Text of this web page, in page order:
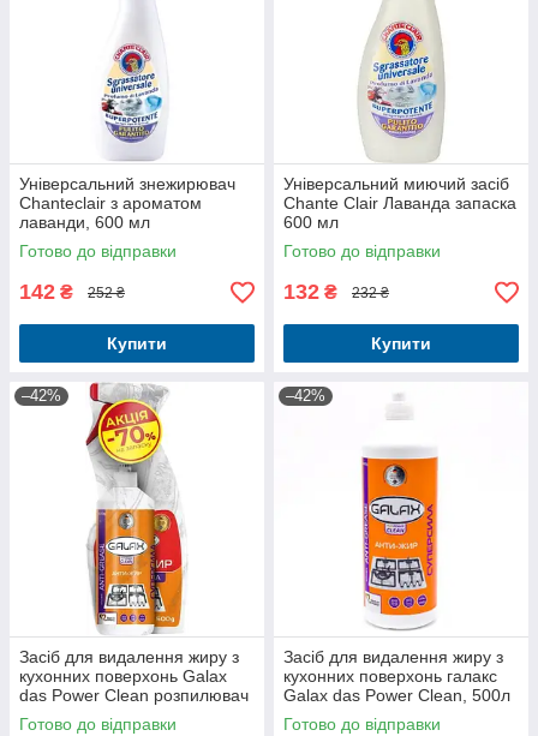
Універсальний знежирювач
Chanteclair з ароматом
лаванди, 600 мл
Готово до відправки
142 ₴ 252 ₴
Купити
Універсальний миючий засіб
Chante Clair Лаванда запаска
600 мл
Готово до відправки
132 ₴ 232 ₴
Купити
–42%
Засіб для видалення жиру з
кухонних поверхонь Galax
das Power Clean розпилювач
500 г + запаска, 500 г
Готово до відправки
–42%
Засіб для видалення жиру з
кухонних поверхонь галакс
Galax das Power Clean, 500л
(запаска)
Готово до відправки